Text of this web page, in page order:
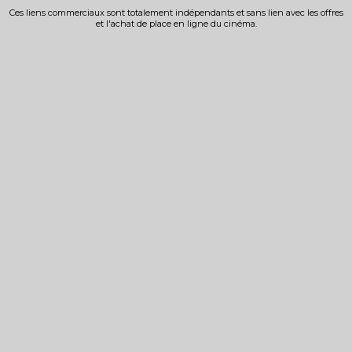
Ces liens commerciaux sont totalement indépendants et sans lien avec les offres
et l'achat de place en ligne du cinéma.